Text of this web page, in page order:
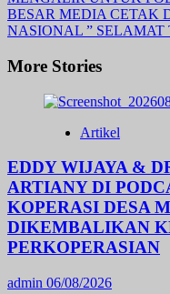
BESAR MEDIA CETAK
NASIONAL ” SELAMAT
More Stories
Artikel
EDDY WIJAYA &
ARTIANY DI
KOPERASI DESA
DIKEMBALIKAN
PERKOPERASIAN
admin 06/08/2026